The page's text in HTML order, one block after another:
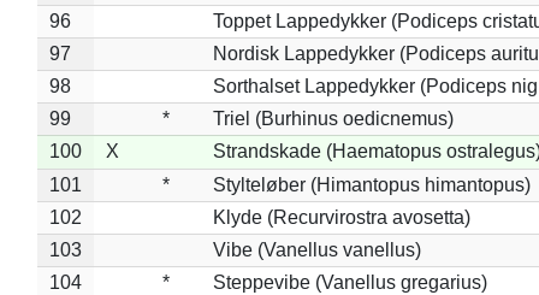
96
Toppet Lappedykker (Podiceps
97
Nordisk Lappedykker (Podiceps
98
Sorthalset Lappedykker (Podiceps
99
*
Triel (Burhinus oedicnemus)
100
X
Strandskade (Haematopus
101
*
Stylteløber (Himantopus himantopus)
102
Klyde (Recurvirostra avosetta)
103
Vibe (Vanellus vanellus)
104
* Steppevibe (Vanellus gregarius)